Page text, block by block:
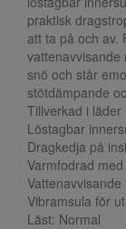
praktisk
att ta på och av.
vattenavvisande
snö och står
stötdämpande
Tillverkad i läder
Löstagbar
Dragkedja på
Varmfodrad
Vibramsula för
Läst: Normal